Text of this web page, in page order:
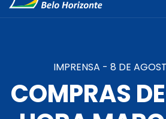
IMPRENSA - 8 DE
COMPRAS